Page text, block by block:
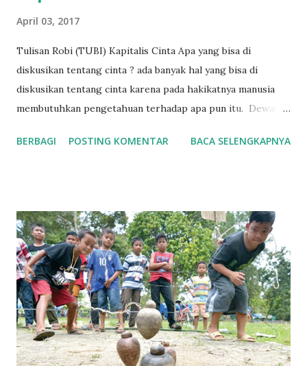
April 03, 2017
Tulisan Robi (TUBI) Kapitalis Cinta Apa yang bisa di
diskusikan tentang cinta ? ada banyak hal yang bisa di
diskusikan tentang cinta karena pada hakikatnya manusia
membutuhkan pengetahuan terhadap apa pun itu. Dewasa
tidak lain karena masyarakat kita disuguhi kata-kata indah
kapitalisme. Kita cenderung jarang berpikir dan merasa,
atau bahkan merenung tentang hakikat cinta dan justru
menempuh cara-cara yang menjauhi nilai-nilai holistik dari
cinta. Kedalaman hidup, makna cinta sejati, sulit ditemukan
dalam manusia kapitalis jika tidak ada perjuangan yang
konsisten menuju sistem lain. Karena mereka tidak bisa
berpikir banyak di luar hubungan kepemilikan pribadi serta
upaya-upaya dan tindakan-tindakan untuk mengatur
BERBAGI POSTING KOMENTAR BACA SELENGKAPNYA